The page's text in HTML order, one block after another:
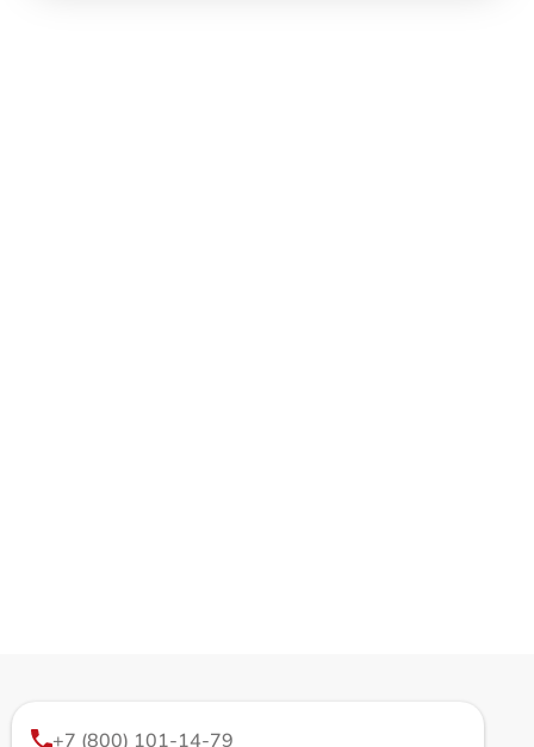
+7 (800) 101-14-79